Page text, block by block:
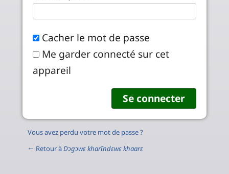
Cacher le mot de passe
Me garder connecté sur cet
appareil
Vous avez perdu votre mot de passe ?
← Retour àDɔgɔwɛ kharɩ̃ndɛwɛ khaarɛ